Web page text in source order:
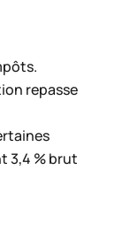
repasse
3,4 % brut